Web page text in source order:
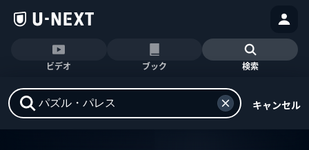
ビデオ ブック 検索
キャンセル